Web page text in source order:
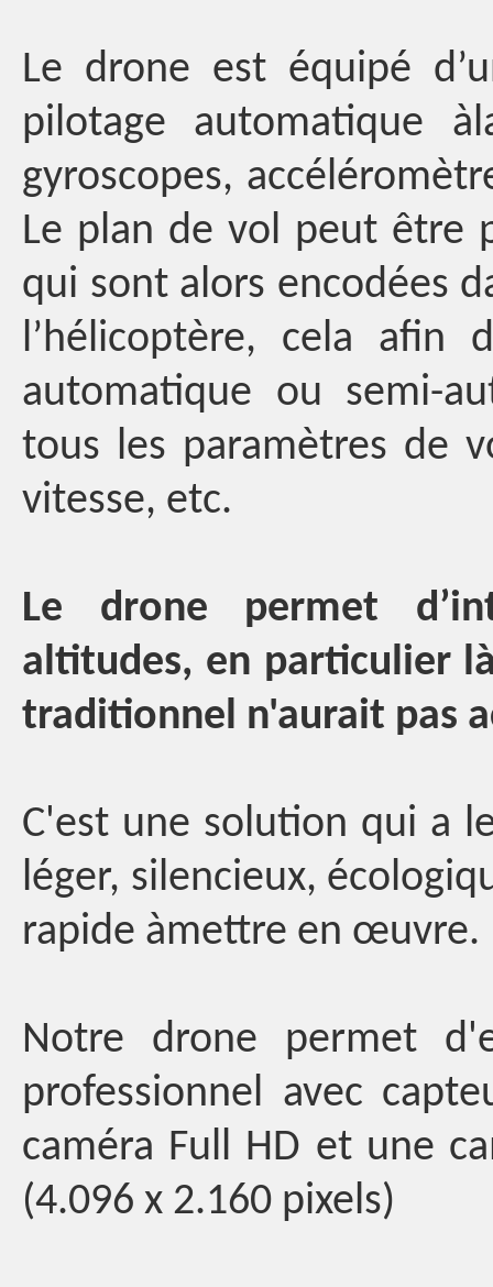
Le drone est équipé
pilotage automatique
gyroscopes,
Le plan de vol peut être
qui sont alors encodées
l’hélicoptère, cela afin
automatique ou semi-
tous les paramètres de
vitesse, etc.
Le drone permet
altitudes, en particulier
traditionnel n'aurait pas
C'est une solution qui a
léger, silencieux,
rapide àmettre en œuvre.
Notre drone permet
professionnel avec
caméra Full HD et une
(4.096 x 2.160 pixels)